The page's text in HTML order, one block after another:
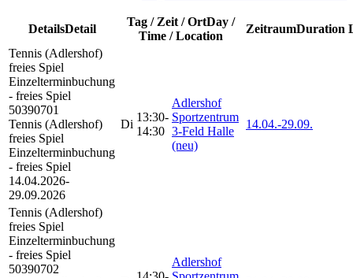
DetailsDetail
Tag / Zeit / OrtDay /
Time / Location
ZeitraumDuration
Tennis (Adlershof)
freies Spiel
Einzelterminbuchung
- freies Spiel
50390701
Tennis (Adlershof)
freies Spiel
Einzelterminbuchung
- freies Spiel
14.04.2026-
29.09.2026
Di
13:30-
14:30
Adlershof
Sportzentrum
3-Feld Halle
(neu)
14.04.-29.09.
Tennis (Adlershof)
freies Spiel
Einzelterminbuchung
- freies Spiel
50390702
Adlershof